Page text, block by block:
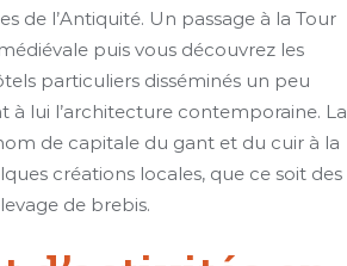
de l’Antiquité. Un passage à la Tour
puis vous découvrez les
particuliers disséminés un peu
lui l’architecture contemporaine. La
de capitale du gant et du cuir à la
créations locales, que ce soit des
de brebis.